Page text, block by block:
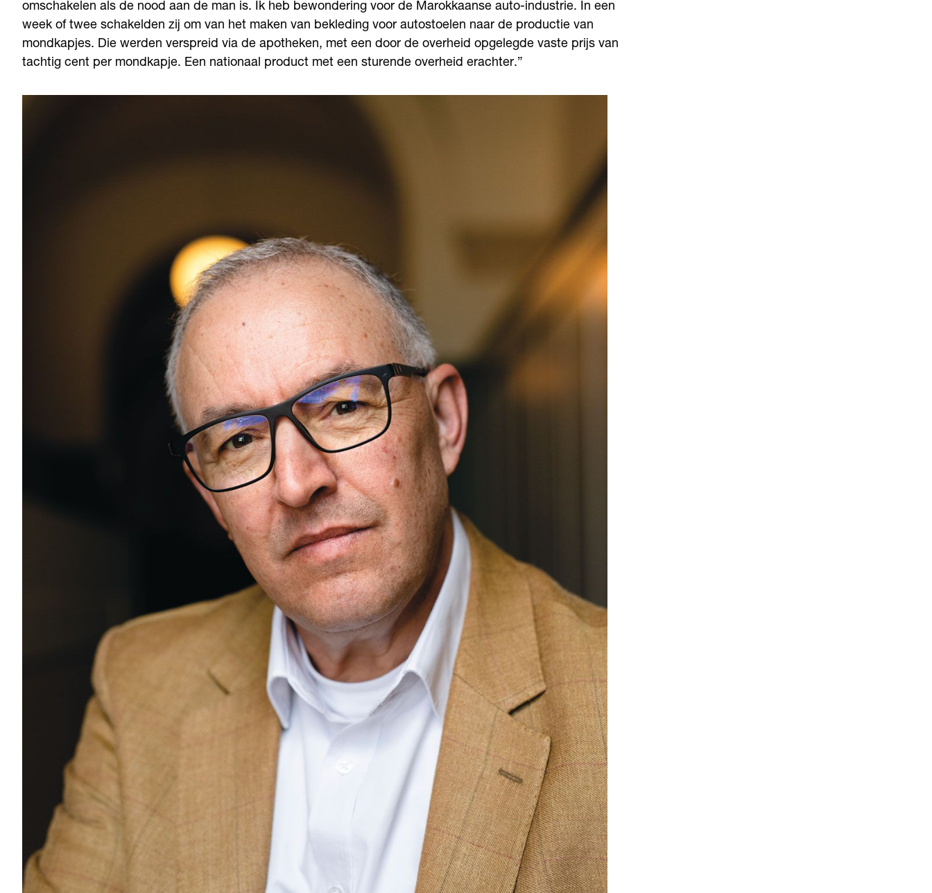
omschakelen als de nood aan de man is. Ik heb bewondering voor de Marokkaanse auto-industrie. In een
week of twee schakelden zij om van het maken van bekleding voor autostoelen naar de productie van
mondkapjes. Die werden verspreid via de apotheken, met een door de overheid opgelegde vaste prijs van
tachtig cent per mondkapje. Een nationaal product met een sturende overheid erachter.”